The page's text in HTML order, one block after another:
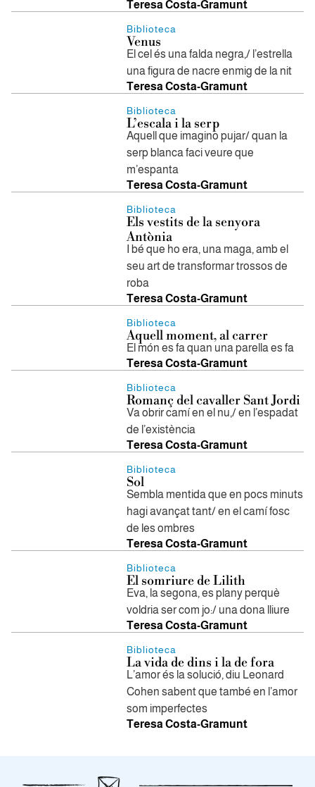
Teresa Costa-Gramunt
Biblioteca
Venus
El cel és una falda negra,/ l’estrella
una figura de nacre enmig de la nit
Teresa Costa-Gramunt
Biblioteca
L’escala i la serp
Aquell que imagino pujar/ quan la
serp blanca faci veure que
m’espanta
Teresa Costa-Gramunt
Biblioteca
Els vestits de la senyora
Antònia
I bé que ho era, una maga, amb el
seu art de transformar trossos de
roba
Teresa Costa-Gramunt
Biblioteca
Aquell moment, al carrer
El món es fa quan una parella es fa
Teresa Costa-Gramunt
Biblioteca
​Romanç del cavaller Sant Jordi
Va obrir camí en el nu,/ en l’espadat
de l’existència
Teresa Costa-Gramunt
Biblioteca
​Sol
Sembla mentida que en pocs minuts
hagi avançat tant/ en el camí fosc
de les ombres
Teresa Costa-Gramunt
Biblioteca
El somriure de Lilith
Eva, la segona, es plany perquè
voldria ser com jo:/ una dona lliure
Teresa Costa-Gramunt
Biblioteca
La vida de dins i la de fora
L’amor és la solució, diu Leonard
Cohen sabent que també en l’amor
som imperfectes
Teresa Costa-Gramunt